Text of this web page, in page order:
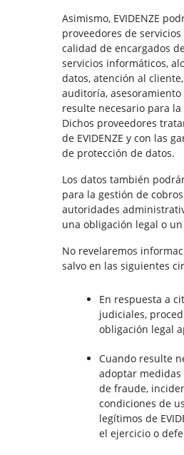
Asimismo, EVIDENZE
proveedores de
calidad de encargados
servicios informáticos,
datos, atención al
auditoría,
resulte necesario para
Dichos proveedores
de EVIDENZE y con las
de protección de datos.
Los datos también
para la gestión de
autoridades
una obligación legal o
No revelaremos
salvo en las siguientes
En respuesta a
judiciales,
obligación legal
Cuando resulte
adoptar medidas
de fraude,
condiciones de
legítimos de
el ejercicio o